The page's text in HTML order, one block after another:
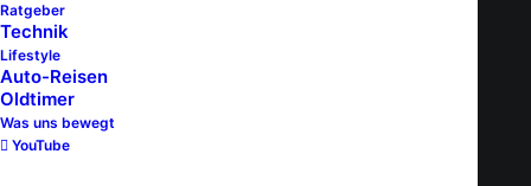
Ratgeber
Technik
Lifestyle
Auto-Reisen
Oldtimer
Was uns bewegt
YouTube